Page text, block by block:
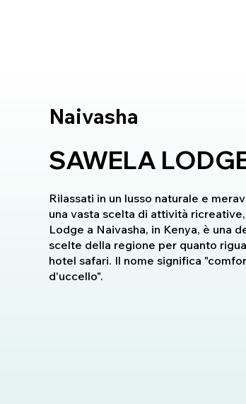
Naivasha
SAWELA
Rilassati in un lusso naturale e
una vasta scelta di attività
Lodge a Naivasha, in Kenya, è una
scelte della regione per quanto
hotel safari. Il nome significa
d'uccello".